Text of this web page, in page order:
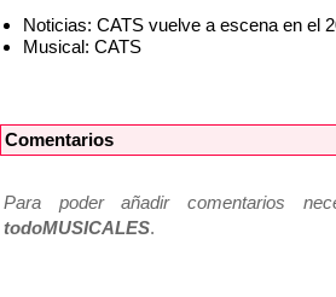
Noticias: CATS vuelve a escena en el
Musical: CATS
Comentarios
Para poder añadir comentarios
todoMUSICALES.